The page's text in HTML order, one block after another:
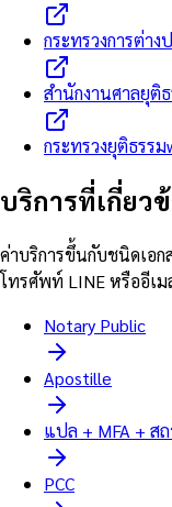
กระทรวงการต่าง
สำนักงานศาลยุติ
กระทรวงยุติธรรม
บริการที่เกี่ยว
ค่าบริการขึ้นกับชนิดเอ
โทรศัพท์ LINE หรืออีเม
Notary Public
Apostille
แปล + MFA + ส
PCC